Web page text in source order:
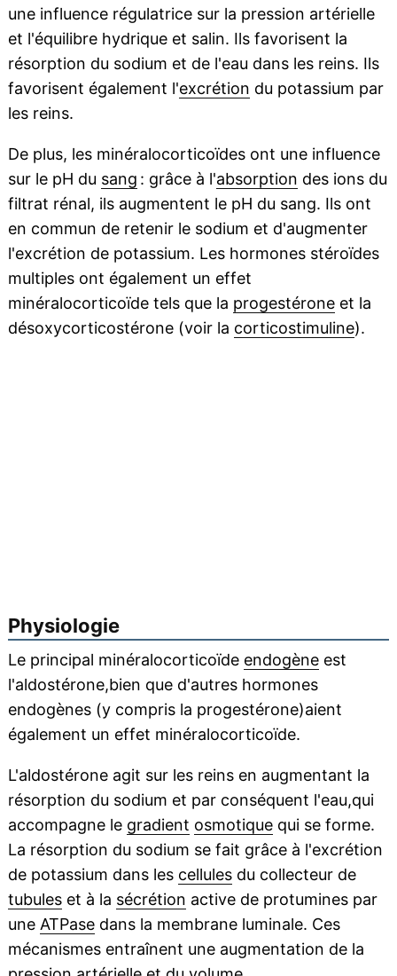
une influence régulatrice sur la pression artérielle
et l'équilibre hydrique et salin. Ils favorisent la
résorption du sodium et de l'eau dans les reins. Ils
favorisent également l'excrétion du potassium par
les reins.
De plus, les minéralocorticoïdes ont une influence
sur le pH du sang : grâce à l'absorption des ions du
filtrat rénal, ils augmentent le pH du sang. Ils ont
en commun de retenir le sodium et d'augmenter
l'excrétion de potassium. Les hormones stéroïdes
multiples ont également un effet
minéralocorticoïde tels que la progestéroneet la
désoxycorticostérone (voir la corticostimuline).
Physiologie
Le principal minéralocorticoïde endogèneest
l'aldostérone,bien que d'autres hormones
endogènes (y compris la progestérone)aient
également un effet minéralocorticoïde.
L'aldostérone agit sur les reins en augmentant la
résorption du sodium et par conséquent l'eau,qui
accompagne le gradient osmotiquequi se forme.
La résorption du sodium se fait grâce à l'excrétion
de potassium dans les cellulesdu collecteur de
tubuleset à la sécrétion active de protumines par
une ATPasedans la membrane luminale. Ces
mécanismes entraînent une augmentation de la